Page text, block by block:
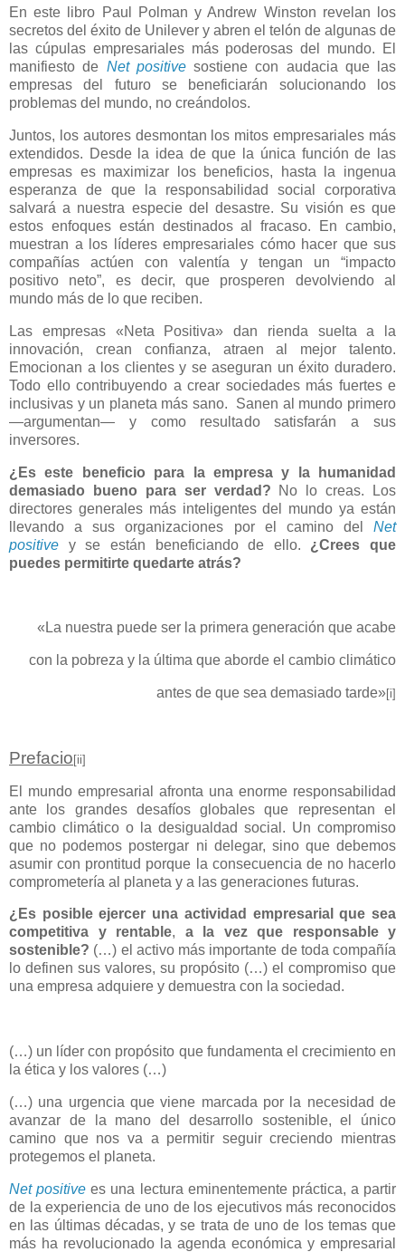
En este libro Paul Polman y Andrew Winston revelan los
secretos del éxito de Unilever y abren el telón de algunas de
las cúpulas empresariales más poderosas del mundo. El
manifiesto de Net positivesostiene con audacia que las
empresas del futuro se beneficiarán solucionando los
problemas del mundo, no creándolos.
Juntos, los autores desmontan los mitos empresariales más
extendidos. Desde la idea de que la única función de las
empresas es maximizar los beneficios, hasta la ingenua
esperanza de que la responsabilidad social corporativa
salvará a nuestra especie del desastre. Su visión es que
estos enfoques están destinados al fracaso. En cambio,
muestran a los líderes empresariales cómo hacer que sus
compañías actúen con valentía y tengan un “impacto
positivo neto”, es decir, que prosperen devolviendo al
mundo más de lo que reciben.
Las empresas «Neta Positiva» dan rienda suelta a la
innovación, crean confianza, atraen al mejor talento.
Emocionan a los clientes y se aseguran un éxito duradero.
Todo ello contribuyendo a crear sociedades más fuertes e
inclusivas y un planeta más sano. Sanen al mundo primero
—argumentan— y como resultado satisfarán a sus
inversores.
¿Es este beneficio para la empresa y la humanidad
demasiado bueno para ser verdad? No lo creas. Los
directores generales más inteligentes del mundo ya están
llevando a sus organizaciones por el camino del Net
positive y se están beneficiando de ello. ¿Crees que
puedes permitirte quedarte atrás?
«La nuestra puede ser la primera generación que acabe
con la pobreza y la última que aborde el cambio climático
antes de que sea demasiado tarde»[i]
Prefacio[ii]
El mundo empresarial afronta una enorme responsabilidad
ante los grandes desafíos globales que representan el
cambio climático o la desigualdad social. Un compromiso
que no podemos postergar ni delegar, sino que debemos
asumir con prontitud porque la consecuencia de no hacerlo
comprometería al planeta y a las generaciones futuras.
¿Es posible ejercer una actividad empresarial que sea
competitiva y rentable, a la vez que responsable y
sostenible? (…) el activo más importante de toda compañía
lo definen sus valores, su propósito (…) el compromiso que
una empresa adquiere y demuestra con la sociedad.
(…) un líder con propósito que fundamenta el crecimiento en
la ética y los valores (…)
(…) una urgencia que viene marcada por la necesidad de
avanzar de la mano del desarrollo sostenible, el único
camino que nos va a permitir seguir creciendo mientras
protegemos el planeta.
Net positive es una lectura eminentemente práctica, a partir
de la experiencia de uno de los ejecutivos más reconocidos
en las últimas décadas, y se trata de uno de los temas que
más ha revolucionado la agenda económica y empresarial